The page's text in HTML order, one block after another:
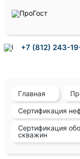
+7 (812) 243-
Главная
Сертификация
Сертификация
скважин